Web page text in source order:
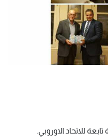
للاتحاد الاوروبي.